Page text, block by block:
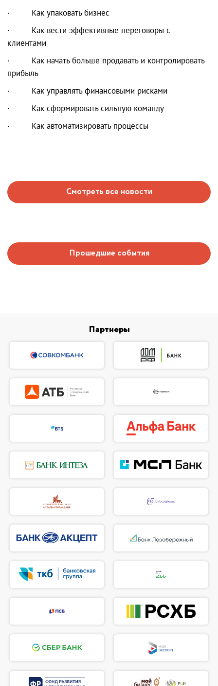
· Как упаковать бизнес
· Как вести эффективные переговоры с
клиентами
· Как начать больше продавать и контролировать
прибыль
· Как управлять финансовыми рисками
· Как сформировать сильную команду
· Как автоматизировать процессы
Смотреть все новости
Прошедшие события
Партнеры